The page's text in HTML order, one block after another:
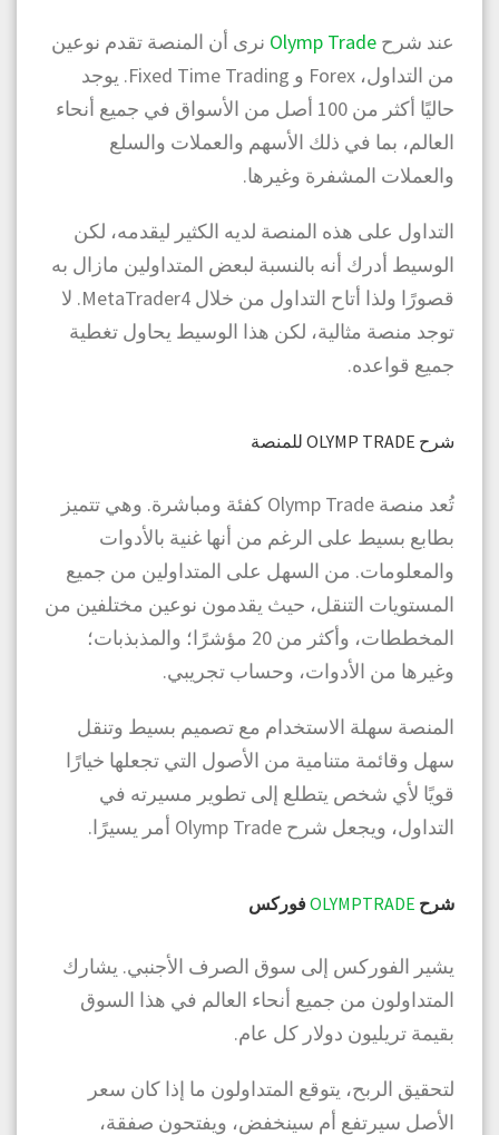
عند شرح Olymp Trade نرى أن المنصة تقدم نوعين
من التداول، Forex و Fixed Time Trading. يوجد
حاليًا أكثر من 100 أصل من الأسواق في جميع أنحاء
العالم، بما في ذلك الأسهم والعملات والسلع
والعملات المشفرة وغيرها.
التداول على هذه المنصة لديه الكثير ليقدمه، لكن
الوسيط أدرك أنه بالنسبة لبعض المتداولين مازال به
قصورًا ولذا أتاح التداول من خلال MetaTrader4. لا
توجد منصة مثالية، لكن هذا الوسيط يحاول تغطية
جميع قواعده.
شرح OLYMP TRADE للمنصة
تُعد منصة Olymp Trade كفئة ومباشرة. وهي تتميز
بطابع بسيط على الرغم من أنها غنية بالأدوات
والمعلومات. من السهل على المتداولين من جميع
المستويات التنقل، حيث يقدمون نوعين مختلفين من
المخططات، وأكثر من 20 مؤشرًا؛ والمذبذبات؛
وغيرها من الأدوات، وحساب تجريبي.
المنصة سهلة الاستخدام مع تصميم بسيط وتنقل
سهل وقائمة متنامية من الأصول التي تجعلها خيارًا
قويًا لأي شخص يتطلع إلى تطوير مسيرته في
التداول، ويجعل شرح Olymp Trade أمر يسيرًا.
شرح OLYMPTRADEفوركس
يشير الفوركس إلى سوق الصرف الأجنبي. يشارك
المتداولون من جميع أنحاء العالم في هذا السوق
بقيمة تريليون دولار كل عام.
لتحقيق الربح، يتوقع المتداولون ما إذا كان سعر
الأصل سيرتفع أم سينخفض، ويفتحون صفقة،